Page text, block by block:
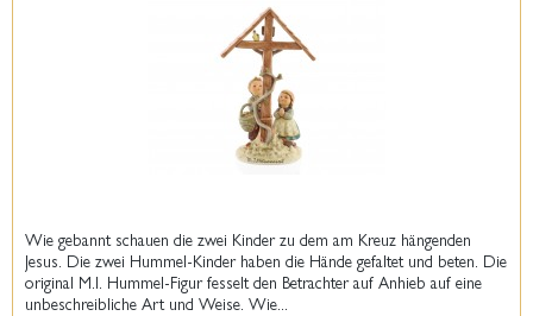
Wie gebannt schauen die zwei Kinder zu dem am Kreuz hängenden
Jesus. Die zwei Hummel-Kinder haben die Hände gefaltet und beten. Die
original M.I. Hummel-Figur fesselt den Betrachter auf Anhieb auf eine
unbeschreibliche Art und Weise. Wie...